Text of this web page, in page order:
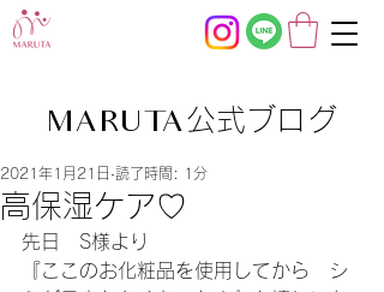
MARUTA公式ブログ
高保湿ケア♡
2021年1月21日 読了時間: 1分
先日　S様より
『ここのお化粧品を使用してから　シ